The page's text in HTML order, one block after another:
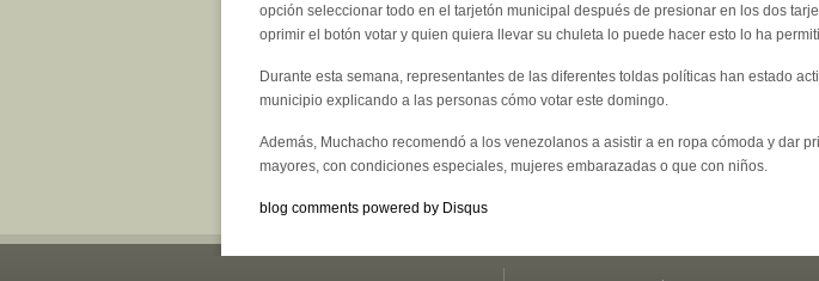
opción seleccionar todo en el tarjetón municipal después de presionar en los dos
oprimir el botón votar y quien quiera llevar su chuleta lo puede hacer esto lo ha
Durante esta semana, representantes de las diferentes toldas políticas han estado
municipio explicando a las personas cómo votar este domingo.
Además, Muchacho recomendó a los venezolanos a asistir a en ropa cómoda y dar
mayores, con condiciones especiales, mujeres embarazadas o que con niños.
blog comments powered by Disqus